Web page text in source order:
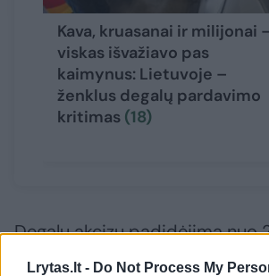
Lrytas.lt - Do Not Process My
Kava, kruasanai ir milijonai
viskas išvažiavo pas
kaimynus: Lietuvoje –
ženklus degalų pardavimo
kritimas (18)
Degalų akcizų padidėjimą nuo
sausio 1 d. kol kas